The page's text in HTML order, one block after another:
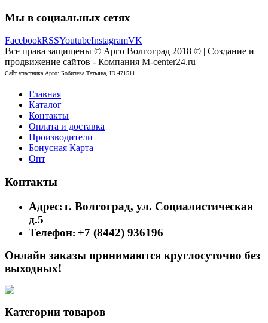
Мы в социальных сетях
FacebookRSSYoutubeInstagramVK
Все права защищены © Арго Волгоград 2018 © | Создание и
продвижение сайтов - Компания M-center24.ru
Сайт участника Арго: Бобичева Татьяна, ID 471511
Главная
Каталог
Контакты
Оплата и доставка
Производители
Бонусная Карта
Опт
Контакты
Адрес: г. Волгоград, ул. Социалистическая
д.5
Телефон: +7 (8442) 936196
Онлайн заказы принимаются круглосуточно без
выходных!
Категории товаров